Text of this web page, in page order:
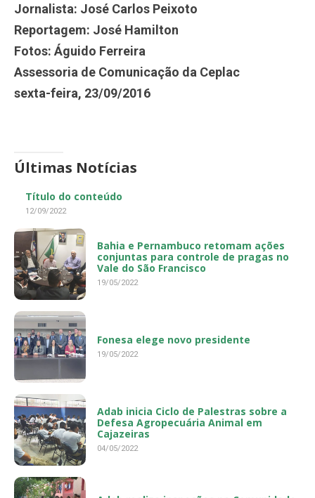
Jornalista: José Carlos Peixoto
Reportagem: José Hamilton
Fotos: Águido Ferreira
Assessoria de Comunicação da Ceplac
sexta-feira, 23/09/2016
Últimas Notícias
Título do conteúdo
12/09/2022
Bahia e Pernambuco retomam ações
conjuntas para controle de pragas no
Vale do São Francisco
19/05/2022
Fonesa elege novo presidente
19/05/2022
Adab inicia Ciclo de Palestras sobre a
Defesa Agropecuária Animal em
Cajazeiras
04/05/2022